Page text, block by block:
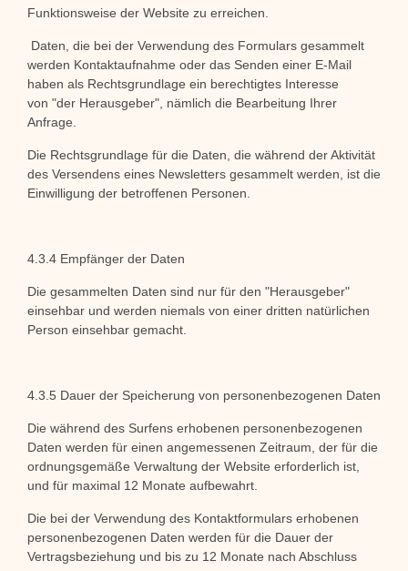
Funktionsweise der Website zu erreichen.
Daten, die bei der Verwendung des Formulars gesammelt
werden Kontaktaufnahme oder das Senden einer E-Mail
haben als Rechtsgrundlage ein berechtigtes Interesse
von "der Herausgeber", nämlich die Bearbeitung Ihrer
Anfrage.
Die Rechtsgrundlage für die Daten, die während der Aktivität
des Versendens eines Newsletters gesammelt werden, ist die
Einwilligung der betroffenen Personen.
4.3.4 Empfänger der Daten
Die gesammelten Daten sind nur für den "Herausgeber"
einsehbar und werden niemals von einer dritten natürlichen
Person einsehbar gemacht.
4.3.5 Dauer der Speicherung von personenbezogenen Daten
Die während des Surfens erhobenen personenbezogenen
Daten werden für einen angemessenen Zeitraum, der für die
ordnungsgemäße Verwaltung der Website erforderlich ist,
und für maximal 12 Monate aufbewahrt.
Die bei der Verwendung des Kontaktformulars erhobenen
personenbezogenen Daten werden für die Dauer der
Vertragsbeziehung und bis zu 12 Monate nach Abschluss